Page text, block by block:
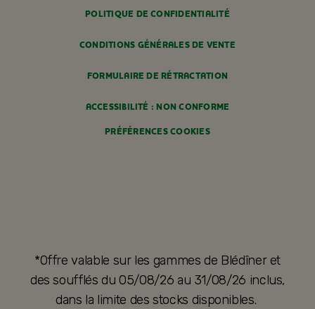
POLITIQUE DE CONFIDENTIALITÉ
CONDITIONS GÉNÉRALES DE VENTE
FORMULAIRE DE RÉTRACTATION
ACCESSIBILITÉ : NON CONFORME
PRÉFÉRENCES COOKIES
*Offre valable sur les gammes de Blédîner et
des soufflés du 05/08/26 au 31/08/26 inclus,
dans la limite des stocks disponibles.